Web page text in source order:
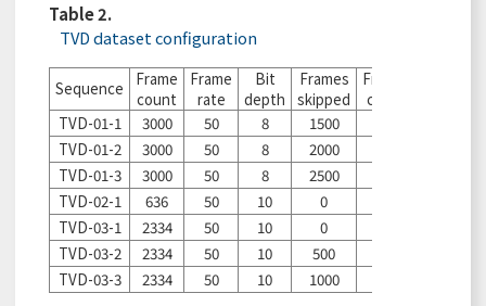
Table 2.
TVD dataset configuration
Sequence
Frame
count
Frame
rate
Bit
depth
Frames
skipped
Frames
coded
TVD-01-1
3000 50 8 1500
TVD-01-2
3000 50 8 2000
TVD-01-3
3000 50 8 2500
TVD-02-1
636 50 10 0
TVD-03-1
2334 50 10 0
TVD-03-2
2334 50 10 500
TVD-03-3
2334 50 10 1000